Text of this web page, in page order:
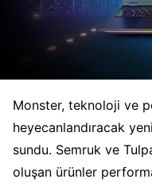
Monster, teknoloji ve
heyecanlandıracak
sundu. Semruk ve
oluşan ürünler